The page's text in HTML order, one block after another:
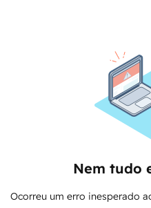
Nem tudo
Ocorreu um erro inesperado